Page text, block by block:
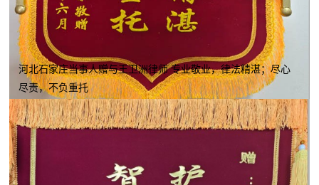
河北石家庄当事人赠与王卫洲律师 专业敬业，律法精湛；尽心
尽责，不负重托